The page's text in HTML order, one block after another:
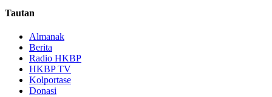
Tautan
Almanak
Berita
Radio HKBP
HKBP TV
Kolportase
Donasi